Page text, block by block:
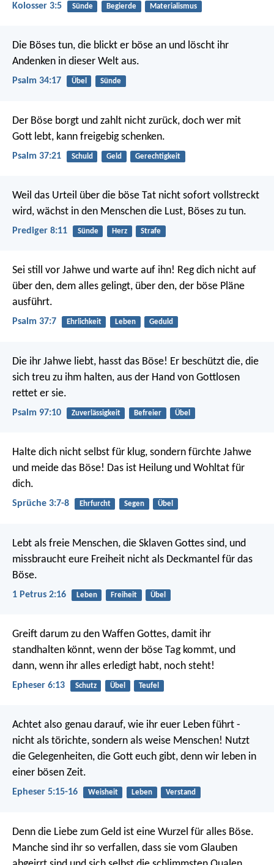
Kolosser 3:5 Sünde Begierde Materialismus
Die Böses tun, die blickt er böse an und löscht ihr
Andenken in dieser Welt aus.
Psalm 34:17 Übel Sünde
Der Böse borgt und zahlt nicht zurück, doch wer mit
Gott lebt, kann freigebig schenken.
Psalm 37:21 Schuld Geld Gerechtigkeit
Weil das Urteil über die böse Tat nicht sofort vollstreckt
wird, wächst in den Menschen die Lust, Böses zu tun.
Prediger 8:11 Sünde Herz Strafe
Sei still vor Jahwe und warte auf ihn! Reg dich nicht auf
über den, dem alles gelingt, über den, der böse Pläne
ausführt.
Psalm 37:7 Ehrlichkeit Leben Geduld
Die ihr Jahwe liebt, hasst das Böse! Er beschützt die, die
sich treu zu ihm halten, aus der Hand von Gottlosen
rettet er sie.
Psalm 97:10 Zuverlässigkeit Befreier Übel
Halte dich nicht selbst für klug, sondern fürchte Jahwe
und meide das Böse! Das ist Heilung und Wohltat für
dich.
Sprüche 3:7-8 Ehrfurcht Segen Übel
Lebt als freie Menschen, die Sklaven Gottes sind, und
missbraucht eure Freiheit nicht als Deckmantel für das
Böse.
1 Petrus 2:16 Leben Freiheit Übel
Greift darum zu den Waffen Gottes, damit ihr
standhalten könnt, wenn der böse Tag kommt, und
dann, wenn ihr alles erledigt habt, noch steht!
Epheser 6:13 Schutz Übel Teufel
Achtet also genau darauf, wie ihr euer Leben führt -
nicht als törichte, sondern als weise Menschen! Nutzt
die Gelegenheiten, die Gott euch gibt, denn wir leben in
einer bösen Zeit.
Epheser 5:15-16 Weisheit Leben Verstand
Denn die Liebe zum Geld ist eine Wurzel für alles Böse.
Manche sind ihr so verfallen, dass sie vom Glauben